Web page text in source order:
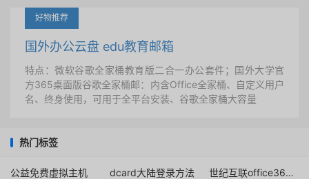
好物推荐
国外办公云盘 edu教育邮箱
特点：微软谷歌全家桶教育版二合一办公套件；国外大学官
方365桌面版谷歌全家桶邮：内含Office全家桶、自定义用户
名、终身使用，可用于全平台安装、谷歌全家桶大容量
热门标签
公益免费虚拟主机 dcard大陆登录方法
世纪互联office365教育版官方申请注册